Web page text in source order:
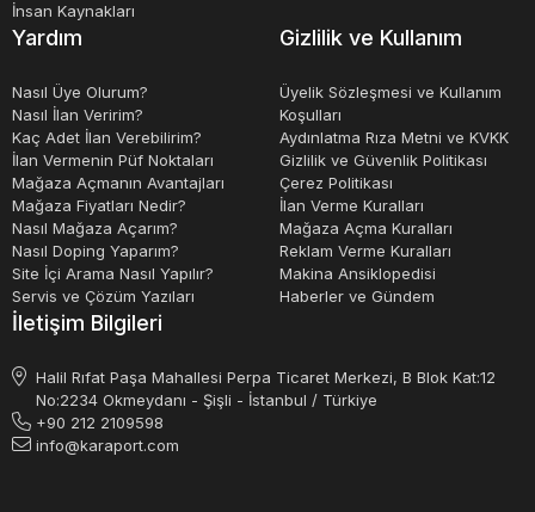
İnsan Kaynakları
Yardım
Nasıl Üye Olurum?
Nasıl İlan Veririm?
Kaç Adet İlan Verebilirim?
İlan Vermenin Püf Noktaları
Mağaza Açmanın Avantajları
Mağaza Fiyatları Nedir?
Nasıl Mağaza Açarım?
Nasıl Doping Yaparım?
Site İçi Arama Nasıl Yapılır?
Servis ve Çözüm Yazıları
Gizlilik ve Kullanım
Üyelik Sözleşmesi ve Kullanım
Koşulları
Aydınlatma Rıza Metni ve KVKK
Gizlilik ve Güvenlik Politikası
Çerez Politikası
İlan Verme Kuralları
Mağaza Açma Kuralları
Reklam Verme Kuralları
Makina Ansiklopedisi
Haberler ve Gündem
İletişim Bilgileri
Halil Rıfat Paşa Mahallesi Perpa Ticaret Merkezi, B Blok Kat:12
No:2234 Okmeydanı - Şişli - İstanbul / Türkiye
+90 212 2109598
info@karaport.com